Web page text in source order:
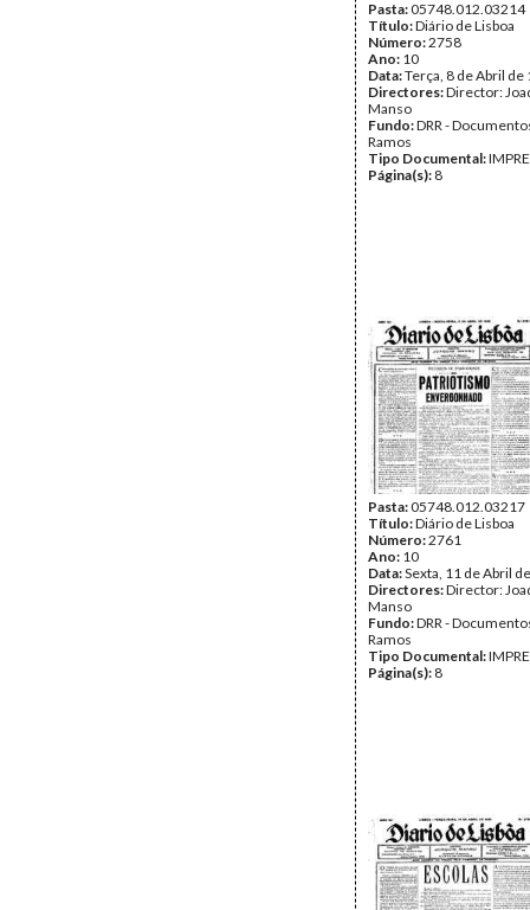
Pasta:05748.012.03214
Título:Diário de Lisboa
Número:2758
Ano: 10
Data:Terça, 8 de Abril de
Directores:Director:
Manso
Fundo:DRR -
Ramos
Tipo Documental:
Página(s): 8
Pasta:05748.012.03217
Título:Diário de Lisboa
Número:2761
Ano: 10
Data:Sexta, 11 de Abril
Directores:Director:
Manso
Fundo:DRR -
Ramos
Tipo Documental:
Página(s): 8